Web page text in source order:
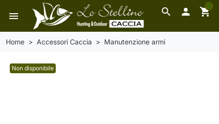
search
menu  shopping_cart
0
Home Accessori Caccia Manutenzione armi
Non disponibile